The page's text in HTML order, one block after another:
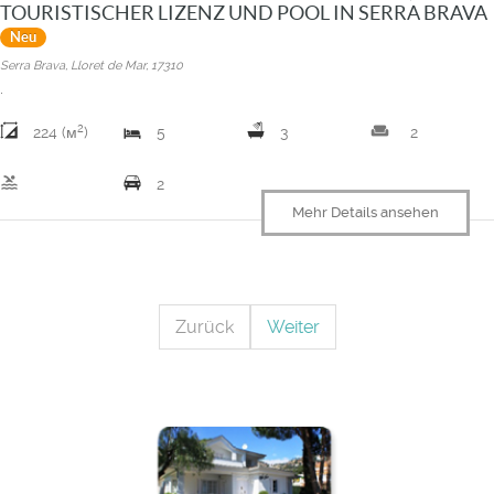
TOURISTISCHER LIZENZ UND POOL IN SERRA BRAVA
Neu
Serra Brava, Lloret de Mar, 17310
224 (м2) 5 3 weekend 2
pool 2
Mehr Details ansehen
Zurück Weiter